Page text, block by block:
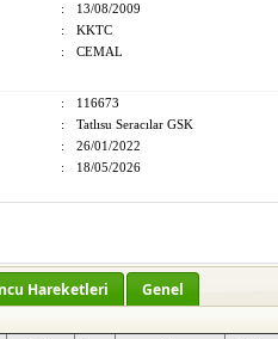
:
13/08/2009
:
KKTC
: CEMAL
:
116673
:
Tatlısu Seracılar GSK
:
26/01/2022
: 18/05/2026
Hareketleri Genel